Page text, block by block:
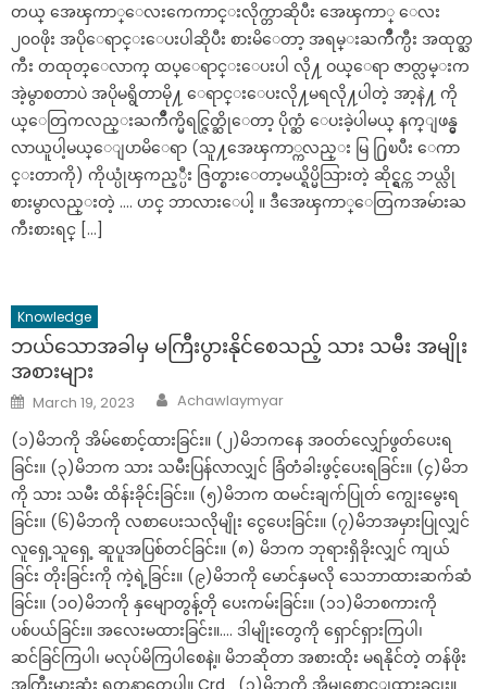
တယ္ အေၾကာ္ေလးကေကာင္းလိုက္တာဆိုပီး အေၾကာ္ ေလး
၂၀၀ဖိုး အပိုေရာင္းေပးပါဆိုပီး စားမိေတာ့ အရမ္းႀကိဳက္ပီး အထုတ္ႀ
ကီး တထုတ္ေလာက္ ထပ္ေရာင္းေပးပါ လို႔ ဝယ္ေရာ ဇာတ္လမ္းက
အဲ့မွာစတာပဲ အပိုမရွိတာမို႔ ေရာင္းေပးလို႔မရလို႔ပါတဲ့ အာ့နဲ႔ ကို
ယ္ေတြကလည္းႀကိဳက္မိရင္ဇြတ္ဆိုေတာ့ ပိုက္ဆံ ေပးခဲ့ပါမယ္ နက္ျဖန္မွ
လာယူပါ့မယ္ေျပာမိေရာ (သူ႔အေၾကာ္ကလည္း မြ ႐ြၿပီး ေကာ
င္းတာကို) ကိုယ္ပုံၾကည့္ပီး ဇြတ္စားေတာ့မယ္ရိပ္မိသြားတဲ့ ဆိုင္ရွင္က ဘယ္လို
စားမွာလည္းတဲ့ …. ဟင္ ဘာလားေပါ့ ။ ဒီအေၾကာ္ေတြကအမ်ားႀ
ကီးစားရင္ […]
Knowledge
ဘယ်သောအခါမှ မကြီးပွားနိုင်စေသည့် သား သမီး အမျိုး
အစားများ
Posted
on
March 19, 2023 Author
Achawlaymyar
(၁)မိဘကို အိမ်စောင့်ထားခြင်း။ (၂)မိဘကနေ အဝတ်လျှော်ဖွတ်ပေးရ
ခြင်း။ (၃)မိဘက သား သမီးပြန်လာလျှင် ခြံတံခါးဖွင့်ပေးရခြင်း။ (၄)မိဘ
ကို သား သမီး ထိန်းခိုင်းခြင်း။ (၅)မိဘက ထမင်းချက်ပြုတ် ကျွေးမွေးရ
ခြင်း။ (၆)မိဘကို လစာပေးသလိုမျိုး ငွေပေးခြင်း။ (၇)မိဘအမှားပြုလျှင်
လူရှေ့သူရှေ့ ဆူပူအပြစ်တင်ခြင်း။ (၈) မိဘက ဘုရားရှိခိုးလျှင် ကျယ်
ခြင်း တိုးခြင်းကို ကဲ့ရဲ့ခြင်း။ (၉)မိဘကို မောင်နှမလို သေဘာထားဆက်ဆံ
ခြင်း။ (၁ဝ)မိဘကို နှမျောတွန့်တို ပေးကမ်းခြင်း။ (၁၁)မိဘစကားကို
ပစ်ပယ်ခြင်း။ အလေးမထားခြင်း။…. ဒါမျိုးတွေကို ရှောင်ရှားကြပါ၊
ဆင်ခြင်ကြပါ၊ မလုပ်မိကြပါစေနဲ့။ မိဘဆိုတာ အစားထိုး မရနိုင်တဲ့ တန်ဖိုး
အကြီးမားဆုံး ရတနာတွေပါ။ Crd (၁)မိဘကို အိမျစောင့ျထားခွငျး။